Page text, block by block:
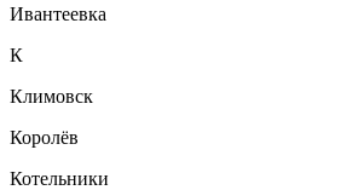
Ивантеевка
К
Климовск
Королёв
Котельники